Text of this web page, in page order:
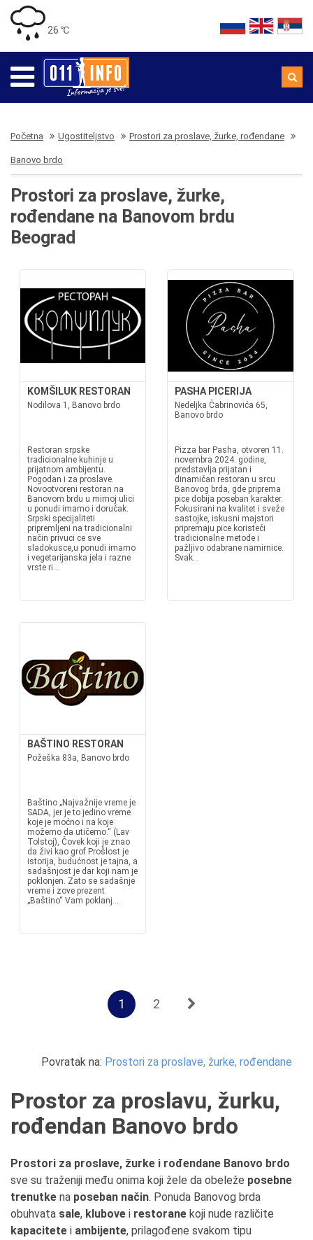
26 ℃
Početna Ugostiteljstvo Prostori za proslave, žurke, rođendane
Banovo brdo
Prostori za proslave, žurke,
rođendane na Banovom brdu
Beograd
KOMŠILUK RESTORAN
Nodilova 1, Banovo brdo
Restoran srpske
tradicionalne kuhinje u
prijatnom ambijentu.
Pogodan i za proslave.
Novootvoreni restoran na
Banovom brdu u mirnoj ulici
u ponudi imamo i doručak.
Srpski specijaliteti
pripremljeni na tradicionalni
način privuci ce sve
sladokusce,u ponudi imamo
i vegetarijanska jela i razne
vrste ri...
PASHA PICERIJA
Nedeljka Čabrinovića 65,
Banovo brdo
Pizza bar Pasha, otvoren 11.
novembra 2024. godine,
predstavlja prijatan i
dinamičan restoran u srcu
Banovog brda, gde priprema
pice dobija poseban karakter.
Fokusirani na kvalitet i sveže
sastojke, iskusni majstori
pripremaju pice koristeći
tradicionalne metode i
pažljivo odabrane namirnice.
Svak...
BAŠTINO RESTORAN
Požeška 83a, Banovo brdo
Baštino „Najvažnije vreme je
SADA, jer je to jedino vreme
koje je moćno i na koje
možemo da utičemo.“ (Lav
Tolstoj), Čovek koji je znao
da živi kao grof Prošlost je
istorija, budućnost je tajna, a
sadašnjost je dar koji nam je
poklonjen. Zato se sadašnje
vreme i zove prezent.
„Baštino“ Vam poklanj...
1 2
Povratak na: Prostori za proslave, žurke, rođendane
Prostor za proslavu, žurku,
rođendan Banovo brdo
Prostori za proslave, žurke i rođendane Banovo brdo
sve su traženiji među onima koji žele da obeleže posebne
trenutke na poseban način. Ponuda Banovog brda
obuhvata sale, klubove i restorane koji nude različite
kapacitete i ambijente, prilagođene svakom tipu